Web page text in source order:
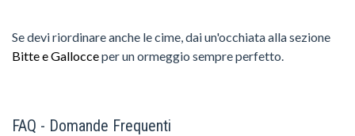
Se devi riordinare anche le cime, dai un'occhiata alla sezione
Bitte e Gallocceper un ormeggio sempre perfetto.
FAQ - Domande Frequenti